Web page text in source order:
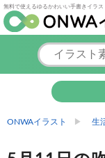
無料で使えるゆるかわいい手書きイラス
ONWAイラスト 生